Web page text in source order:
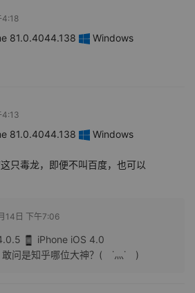
4:18
81.0.4044.138
Windows
4:13
81.0.4044.138
Windows
只毒龙，即便不叫百度，也可以
14日 下午7:06
iPhone iOS 4.0
敢问是知乎哪位大神？( ˙灬˙ )